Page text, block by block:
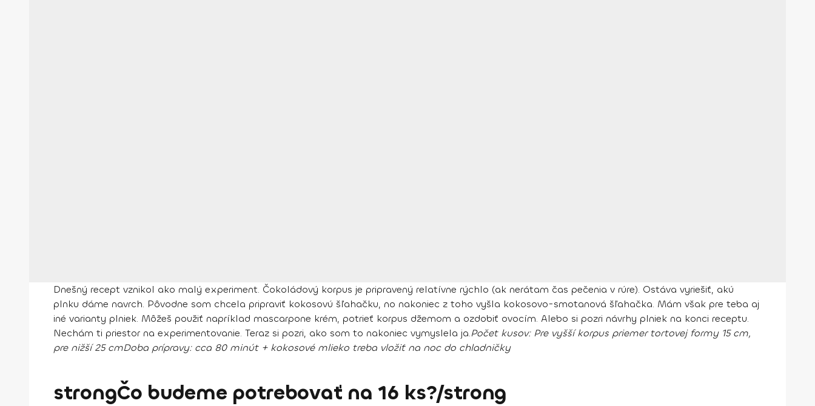
Dnešný recept vznikol ako malý experiment. Čokoládový korpus je pripravený relatívne rýchlo (ak nerátam čas pečenia v rúre). Ostáva vyriešiť, akú
plnku dáme navrch. Pôvodne som chcela pripraviť kokosovú šľahačku, no nakoniec z toho vyšla kokosovo-smotanová šľahačka. Mám však pre teba aj
iné varianty plniek. Môžeš použiť napríklad mascarpone krém, potrieť korpus džemom a ozdobiť ovocím. Alebo si pozri návrhy plniek na konci receptu.
Nechám ti priestor na experimentovanie. Teraz si pozri, ako som to nakoniec vymyslela ja.Počet kusov:Pre vyšší korpus priemer tortovej formy 15 cm,
pre nižší 25 cmDoba prípravy: cca 80 minút + kokosové mlieko treba vložiť na noc do chladničky
strongČo budeme potrebovať na 16 ks?/strong